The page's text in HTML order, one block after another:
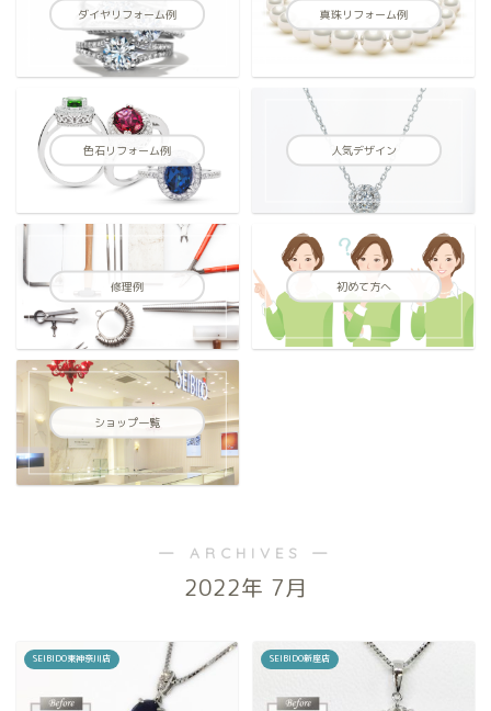
ダイヤリフォーム例 真珠リフォーム例
色石リフォーム例 人気デザイン
修理例 初めて方へ
ショップ一覧
― ARCHIVES ―
2022年 7月
SEIBIDO東神奈川店 SEIBIDO新座店